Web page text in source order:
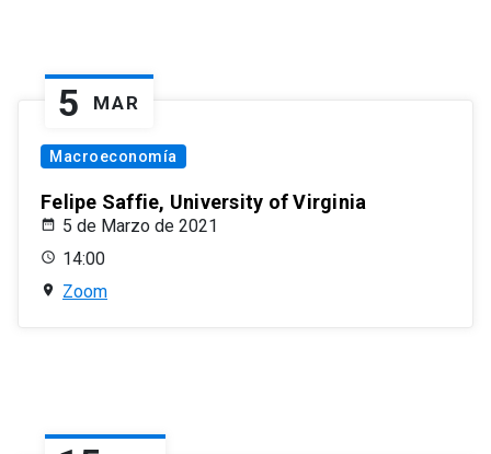
5 MAR
Macroeconomía
Felipe Saffie, University of Virginia
5 de Marzo de 2021
14:00
Zoom